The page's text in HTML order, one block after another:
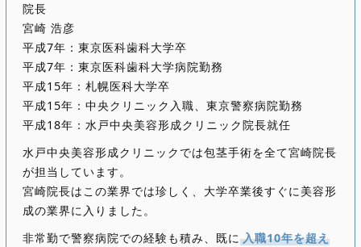
院長
宮崎 浩彦
平成7年：東京医科歯科大学卒
平成7年：東京医科歯科大学病院勤務
平成15年：札幌医科大学卒
平成15年：中央クリニック入職、東京警察病院勤務
平成18年：水戸中央美容形成クリニック院長就任
水戸中央美容形成クリニックでは包茎手術を全て宮崎院長
が担当しています。
宮崎院長はこの業界では珍しく、大学卒業後すぐに美容形
成の業界に入りました。
非常勤で警察病院での経験も積み、既に 入職10年を超え